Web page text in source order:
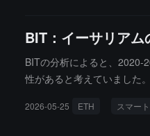
BIT：イーサリアム
BITの分析によると、2020-
性があると考えていました
資家にとって、この傾向は
2026-05-25 ETH スマー